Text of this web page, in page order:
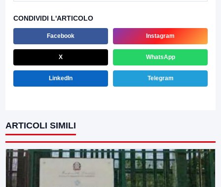
CONDIVIDI L'ARTICOLO
Facebook Instagram
X WhatsApp
LinkedIn Telegram
ARTICOLI SIMILI